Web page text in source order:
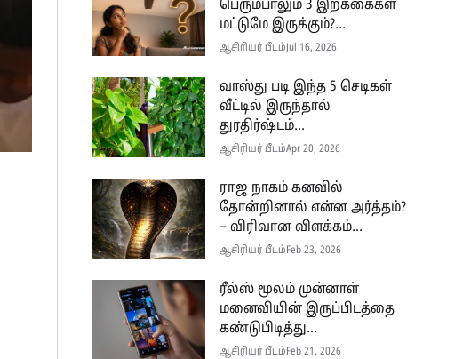
பெரும்பாலும் 3 இறக்கைகள்
மட்டுமே இருக்கும்?...
ஆசிரியர் பீடம் Jul 16, 2026
வாஸ்து படி இந்த 5 செடிகள்
வீட்டில் இருந்தால்
துரதிர்ஷ்டம்...
ஆசிரியர் பீடம்Apr 20, 2026
ராஜ நாகம் கனவில்
தோன்றினால் என்ன அர்த்தம்?
– விரிவான விளக்கம்...
ஆசிரியர் பீடம்Feb 23, 2026
ரீல்ஸ் மூலம் முன்னாள்
மனைவியின் இருப்பிடத்தை
கண்டுபிடித்து...
ஆசிரியர் பீடம்Feb 21, 2026